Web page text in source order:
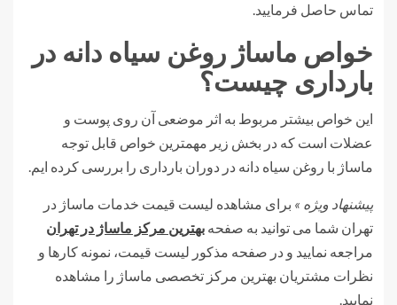
تماس حاصل فرمایید.
خواص ماساژ روغن سیاه دانه در
بارداری چیست؟
این خواص بیشتر مربوط به اثر موضعی آن روی پوست و
عضلات است که در بخش زیر مهمترین خواص قابل توجه
ماساژ با روغن سیاه دانه در دوران بارداری را بررسی کرده ایم.
پیشنهاد ویژه » برای مشاهده لیست قیمت خدمات ماساژ در
تهران شما می توانید به صفحه بهترین مرکز ماساژ در تهران
مراجعه نمایید و در صفحه مذکور لیست قیمت، نمونه کارها و
نظرات مشتریان بهترین مرکز تخصصی ماساژ را مشاهده
نمایید.